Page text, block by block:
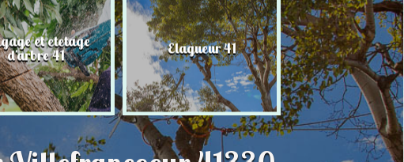
et etetage
d'arbre 41 Elagueur 41 Paysagiste 41